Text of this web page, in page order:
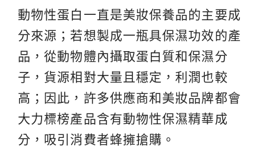
動物性蛋白一直是美妝保養品的主要成
分來源；若想製成一瓶具保濕功效的產
品，從動物體內攝取蛋白質和保濕分
子，貨源相對大量且穩定，利潤也較
高；因此，許多供應商和美妝品牌都會
大力標榜產品含有動物性保濕精華成
分，吸引消費者蜂擁搶購。